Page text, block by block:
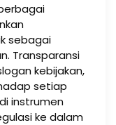
sebagai
Transparansi
kebijakan,
setiap
instrumen
ke dalam